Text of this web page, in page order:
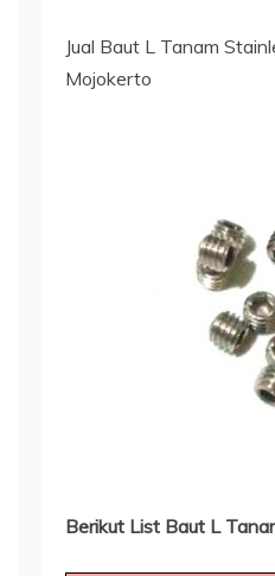
Jual Baut L Tanam
Mojokerto
Berikut List Baut L